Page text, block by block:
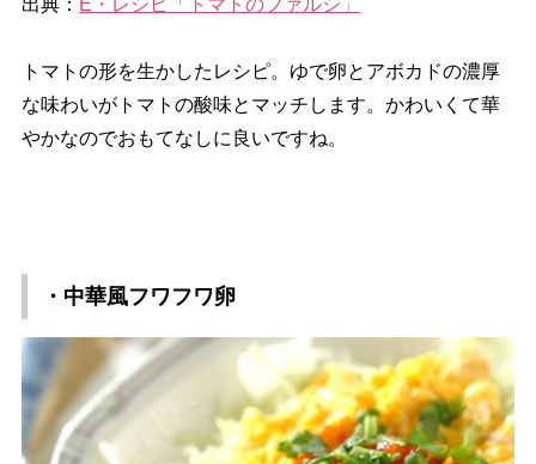
出典： E・レシピ「トマトのファルシ」
トマトの形を生かしたレシピ。ゆで卵とアボカドの濃厚
な味わいがトマトの酸味とマッチします。かわいくて華
かなのでおもてなしに良いですね。
・中華風フワフワ卵